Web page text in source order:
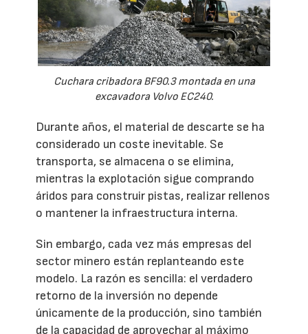
Cuchara cribadora BF90.3 montada en una
excavadora Volvo EC240.
Durante años, el material de descarte se ha
considerado un coste inevitable. Se
transporta, se almacena o se elimina,
mientras la explotación sigue comprando
áridos para construir pistas, realizar rellenos
o mantener la infraestructura interna.
Sin embargo, cada vez más empresas del
sector minero están replanteando este
modelo. La razón es sencilla: el verdadero
retorno de la inversión no depende
únicamente de la producción, sino también
de la capacidad de aprovechar al máximo